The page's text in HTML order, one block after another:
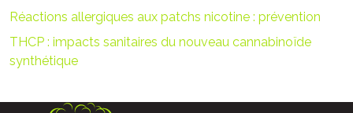
Réactions allergiques aux patchs nicotine : prévention
THCP : impacts sanitaires du nouveau cannabinoïde
synthétique